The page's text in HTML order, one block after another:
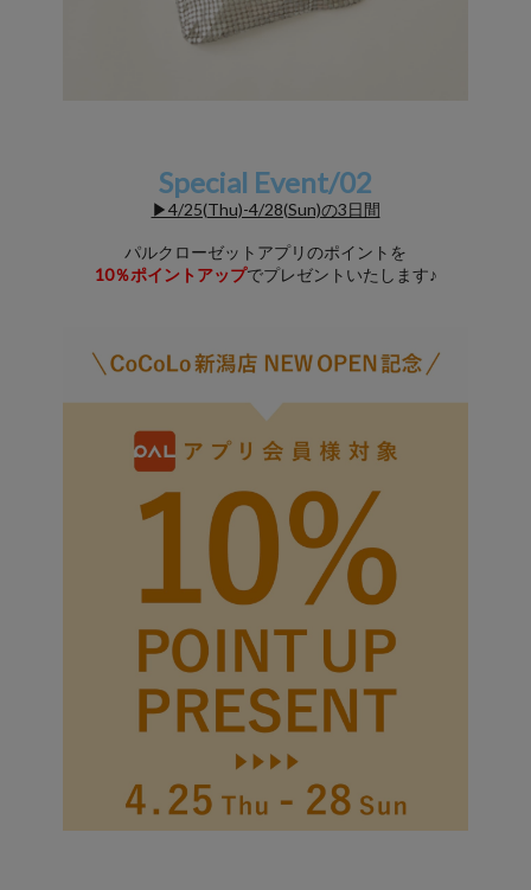
Special Event/02
▶4/25(Thu)-4/28(Sun)の3日間
パルクローゼットアプリのポイントを
10％ポイントアップでプレゼントいたします♪